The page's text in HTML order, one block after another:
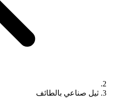
ثيل صناعي بالطائف